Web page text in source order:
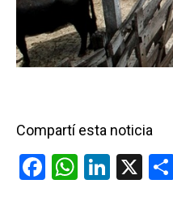
Compartí esta noticia
F
W Li
X